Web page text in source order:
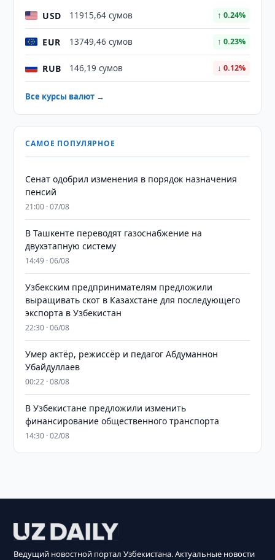
USD 11915,64 сумов ↑ 0.24%
EUR 13749,46 сумов ↑ 0.23%
RUB 146,19 сумов ↓ 0.12%
Все курсы валют →
САМОЕ ПОПУЛЯРНОЕ
Сенат одобрил изменения в порядок назначения
пенсий
21:00 · 07/08
В Ташкенте переводят газоснабжение на
двухэтапную систему
14:49 · 06/08
Узбекским предпринимателям предложили
выращивать скот в Казахстане для последующего
экспорта в Узбекистан
22:30 · 06/08
Умер актёр, режиссёр и педагог Абдуманнон
Убайдуллаев
00:22 · 08/08
В Узбекистане предложили изменить
финансирование общественного транспорта
14:30 · 02/08
Ведущий новостной портал Узбекистана. Актуальные новости